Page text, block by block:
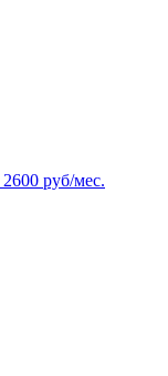
2600 руб/мес.